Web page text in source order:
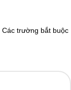
Các trường bắt buộc